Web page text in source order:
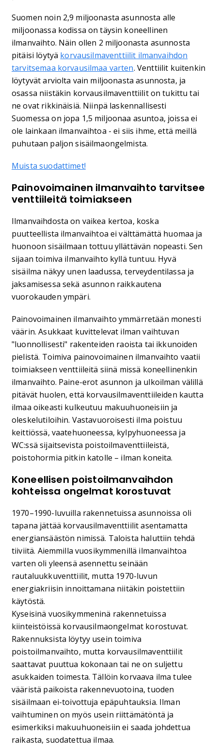
Suomen noin 2,9 miljoonasta asunnosta alle
miljoonassa kodissa on täysin koneellinen
ilmanvaihto. Näin ollen 2 miljoonasta asunnosta
pitäisi löytyä korvausilmaventtiilit ilmanvaihdon
tarvitsemaa korvausilmaa varten. Venttiilit kuitenkin
löytyvät arviolta vain miljoonasta asunnosta, ja
osassa niistäkin korvausilmaventtiilit on tukittu tai
ne ovat rikkinäisiä. Niinpä laskennallisesti
Suomessa on jopa 1,5 miljoonaa asuntoa, joissa ei
ole lainkaan ilmanvaihtoa - ei siis ihme, että meillä
puhutaan paljon sisäilmaongelmista.
Muista suodattimet!
Painovoimainen ilmanvaihto tarvitsee
venttiileitä toimiakseen
Ilmanvaihdosta on vaikea kertoa, koska
puutteellista ilmanvaihtoa ei välttämättä huomaa ja
huonoon sisäilmaan tottuu yllättävän nopeasti. Sen
sijaan toimiva ilmanvaihto kyllä tuntuu. Hyvä
sisäilma näkyy unen laadussa, terveydentilassa ja
jaksamisessa sekä asunnon raikkautena
vuorokauden ympäri.
Painovoimainen ilmanvaihto ymmärretään monesti
väärin. Asukkaat kuvittelevat ilman vaihtuvan
"luonnollisesti" rakenteiden raoista tai ikkunoiden
pielistä. Toimiva painovoimainen ilmanvaihto vaatii
toimiakseen venttiileitä siinä missä koneellinenkin
ilmanvaihto. Paine-erot asunnon ja ulkoilman välillä
pitävät huolen, että korvausilmaventtiileiden kautta
ilmaa oikeasti kulkeutuu makuuhuoneisiin ja
oleskelutiloihin. Vastavuoroisesti ilma poistuu
keittiössä, vaatehuoneessa, kylpyhuoneessa ja
WC:ssä sijaitsevista poistoilmaventtiileistä,
poistohormia pitkin katolle – ilman koneita.
Koneellisen poistoilmanvaihdon
kohteissa ongelmat korostuvat
1970–1990-luvuilla rakennetuissa asunnoissa oli
tapana jättää korvausilmaventtiilit asentamatta
energiansäästön nimissä. Taloista haluttiin tehdä
tiiviitä. Aiemmilla vuosikymmenillä ilmanvaihtoa
varten oli yleensä asennettu seinään
rautaluukkuventtiilit, mutta 1970-luvun
energiakriisin innoittamana niitäkin poistettiin
käytöstä.
Kyseisinä vuosikymmeninä rakennetuissa
kiinteistöissä korvausilmaongelmat korostuvat.
Rakennuksista löytyy usein toimiva
poistoilmanvaihto, mutta korvausilmaventtiilit
saattavat puuttua kokonaan tai ne on suljettu
asukkaiden toimesta. Tällöin korvaava ilma tulee
vääristä paikoista rakennevuotoina, tuoden
sisäilmaan ei-toivottuja epäpuhtauksia. Ilman
vaihtuminen on myös usein riittämätöntä ja
esimerkiksi makuuhuoneisiin ei saada johdettua
raikasta, suodatettua ilmaa.